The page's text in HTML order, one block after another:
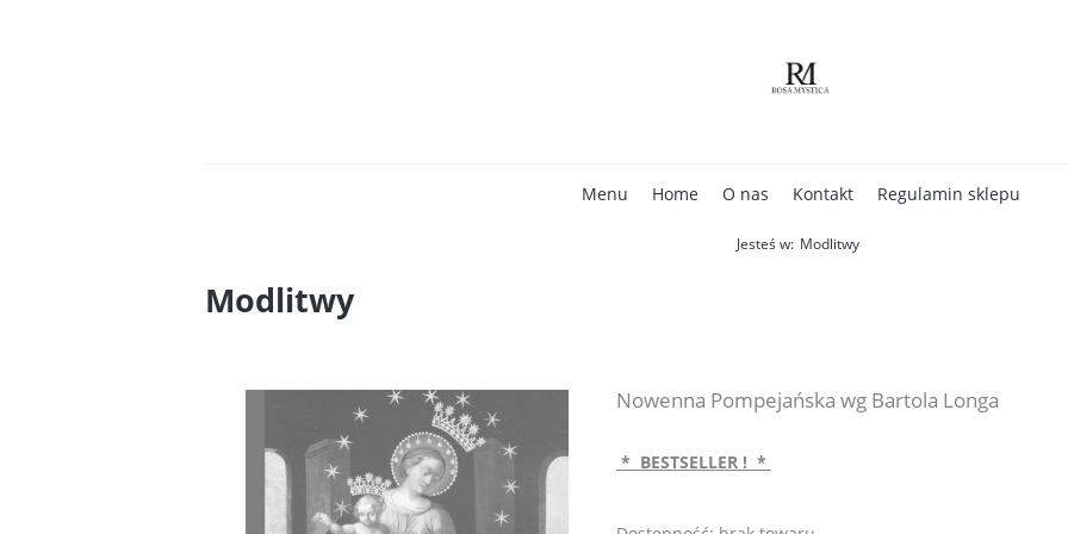
Menu Home O nas Kontakt Regulamin sklepu
Jesteś w: Modlitwy
Modlitwy
Nowenna Pompejańska wg Bartola Longa
* BESTSELLER ! *